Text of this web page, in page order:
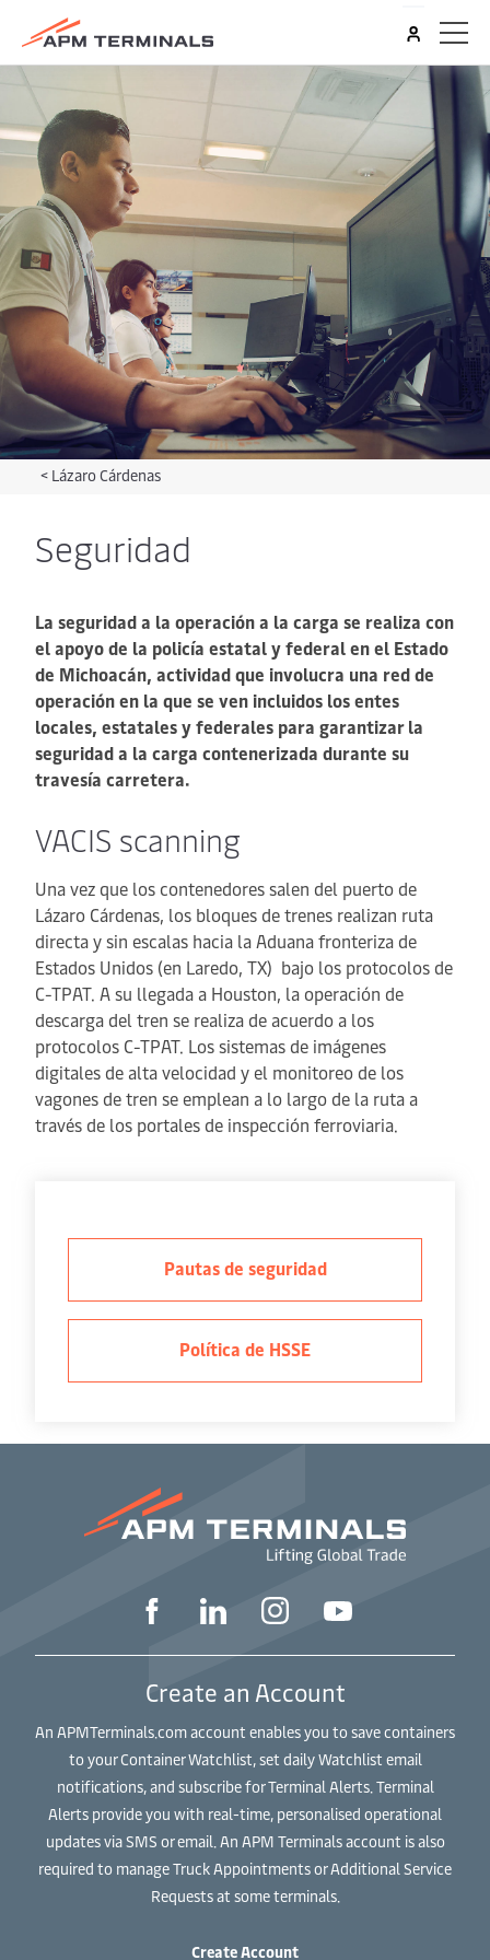
< Lázaro Cárdenas
Seguridad
La seguridad a la operación a la carga se realiza con
el apoyo de la policía estatal y federal en el Estado
de Michoacán, actividad que involucra una red de
operación en la que se ven incluidos los entes
locales, estatales y federales para garantizar la
seguridad a la carga contenerizada durante su
travesía carretera.
VACIS scanning
Una vez que los contenedores salen del puerto de
Lázaro Cárdenas, los bloques de trenes realizan ruta
directa y sin escalas hacia la Aduana fronteriza de
Estados Unidos (en Laredo, TX) bajo los protocolos de
C-TPAT. A su llegada a Houston, la operación de
descarga del tren se realiza de acuerdo a los
protocolos C-TPAT. Los sistemas de imágenes
digitales de alta velocidad y el monitoreo de los
vagones de tren se emplean a lo largo de la ruta a
través de los portales de inspección ferroviaria.
Pautas de seguridad
Política de HSSE
Create an Account
An APMTerminals.com account enables you to save containers
to your Container Watchlist, set daily Watchlist email
notifications, and subscribe for Terminal Alerts. Terminal
Alerts provide you with real-time, personalised operational
updates via SMS or email. An APM Terminals account is also
required to manage Truck Appointments or Additional Service
Requests at some terminals.
Create Account